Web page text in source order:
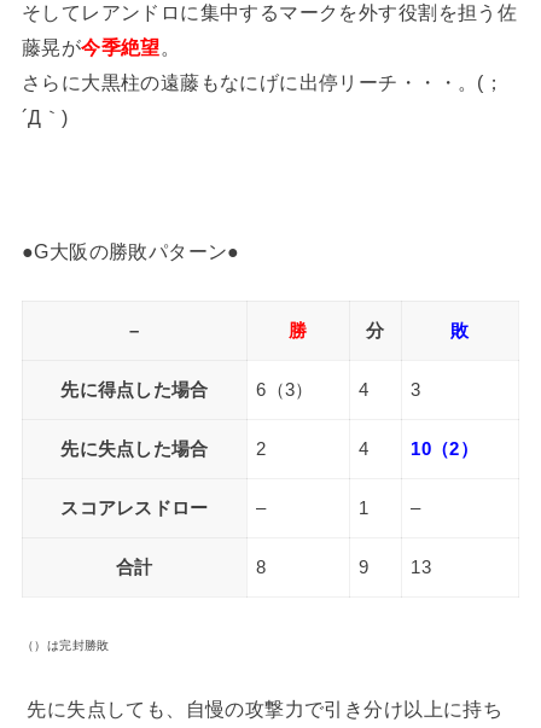
そしてレアンドロに集中するマークを外す役割を担う佐
藤晃が今季絶望。
さらに大黒柱の遠藤もなにげに出停リーチ・・・。(；
´Д｀)
●G大阪の勝敗パターン●
– 勝 分 敗
先に得点した場合 6（3） 4 3
先に失点した場合 2 4 10（2）
スコアレスドロー – 1 –
合計 8 9 13
（）は完封勝敗
先に失点しても、自慢の攻撃力で引き分け以上に持ち